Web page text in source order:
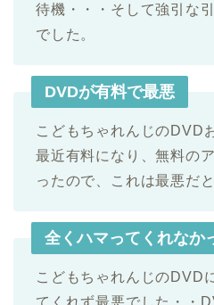
待機・・・そして強引な
でした。
DVDが有料で最悪
こどもちゃれんじのDVD
最近有料になり、無料の
ったので、これは最悪だ
全くハマってくれなか
こどもちゃれんじのDVD
てくれず最悪でした・・